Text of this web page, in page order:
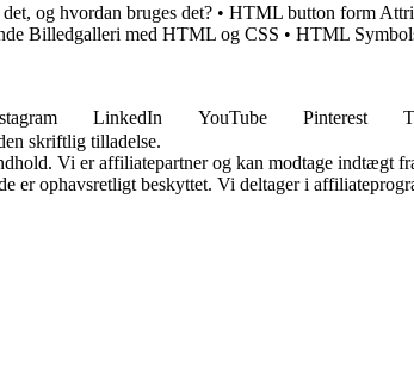
og hvordan bruges det? • HTML button form
Billedgalleri med HTML og CSS • HTML
LinkedIn YouTube Pinterest
skriftlig tilladelse.
Vi er affiliatepartner og kan modtage indtægt
er ophavsretligt beskyttet. Vi deltager i